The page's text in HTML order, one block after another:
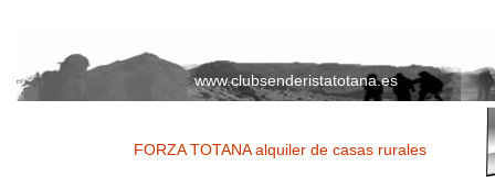
www.clubsenderistatotana.es
FORZA TOTANA alquiler de casas rurales